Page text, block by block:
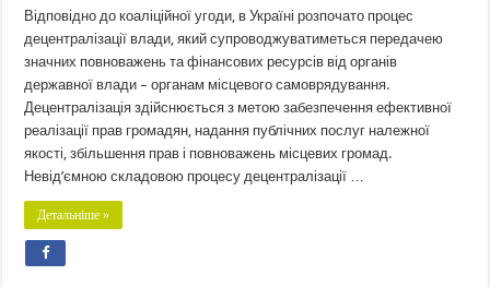
Відповідно до коаліційної угоди, в Україні розпочато процес
децентралізації влади, який супроводжуватиметься передачею
значних повноважень та фінансових ресурсів від органів
державної влади – органам місцевого самоврядування.
Децентралізація здійснюється з метою забезпечення ефективної
реалізації прав громадян, надання публічних послуг належної
якості, збільшення прав і повноважень місцевих громад.
Невід’ємною складовою процесу децентралізації …
Детальніше »